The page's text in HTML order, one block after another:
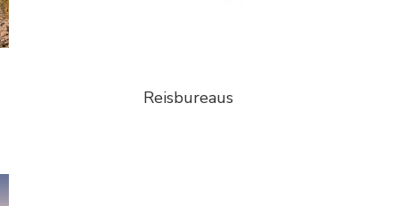
Reisbureaus